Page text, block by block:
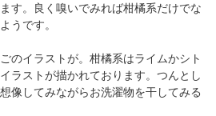
す。良く嗅いでみれば柑橘系だけでな
うです。
のイラストが。柑橘系はライムかシト
ラストが描かれております。つんとし
像してみながらお洗濯物を干してみる